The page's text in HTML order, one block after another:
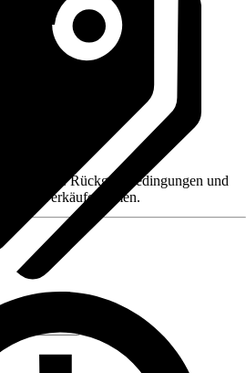
Großhandel
wie z. B. Rückgabebedingungen und
den Verkäufernamen.